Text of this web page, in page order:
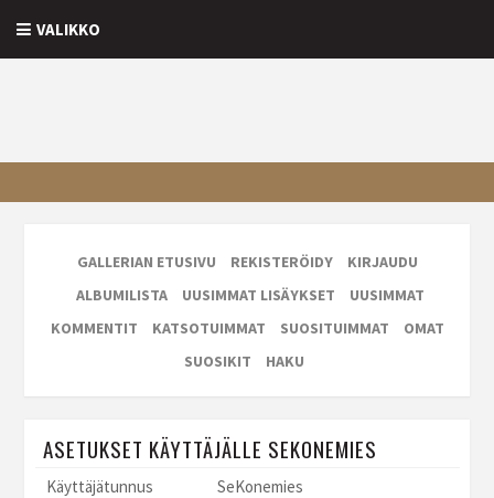
VALIKKO
GALLERIAN ETUSIVU REKISTERÖIDY
KIRJAUDU
ALBUMILISTA
UUSIMMAT LISÄYKSET
UUSIMMAT
KOMMENTIT
KATSOTUIMMAT SUOSITUIMMAT
OMAT
SUOSIKIT
HAKU
ASETUKSET KÄYTTÄJÄLLE SEKONEMIES
Käyttäjätunnus
SeKonemies